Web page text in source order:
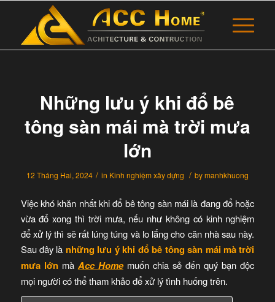
Những lưu ý khi đổ bê
tông sàn mái mà trời mưa
lớn
12 Tháng Hai, 2024 / in Kinh nghiệm xây dựng / bymanhkhuong
Việc khó khăn nhất khi đổ bê tông sàn mái là đang đổ hoặc
vừa đổ xong thì trời mưa, nếu như không có kinh nghiệm
để xử lý thì sẽ rất lúng túng và lo lắng cho căn nhà sau này.
Sau đây là những lưu ý khi đổ bê tông sàn mái mà trời
mưa lớnmà Acc Homemuốn chia sẻ đến quý bạn độc
mọi người có thể tham khảo để xử lý tình huống trên.